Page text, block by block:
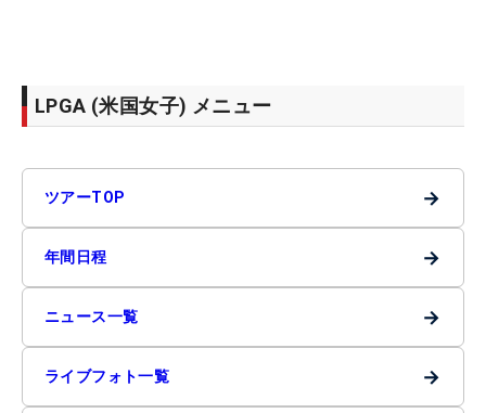
LPGA (米国女子) メニュー
ツアーTOP →
年間日程 →
ニュース一覧 →
ライブフォト一覧 →